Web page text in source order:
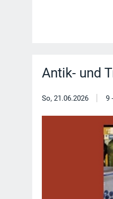
Antik- und
So, 21.06.2026 | 9